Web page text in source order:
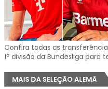
Confira todas as
1ª divisão da Bundesliga para
MAIS DA SELEÇÃO ALEMÃ